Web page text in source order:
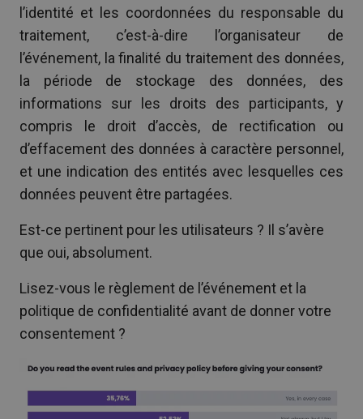
l’identité et les coordonnées du responsable du
traitement, c’est-à-dire l’organisateur de
l’événement, la finalité du traitement des données,
la période de stockage des données, des
informations sur les droits des participants, y
compris le droit d’accès, de rectification ou
d’effacement des données à caractère personnel,
et une indication des entités avec lesquelles ces
données peuvent être partagées.
Est-ce pertinent pour les utilisateurs ? Il s’avère
que oui, absolument.
Lisez-vous le règlement de l’événement et la
politique de confidentialité avant de donner votre
consentement ?